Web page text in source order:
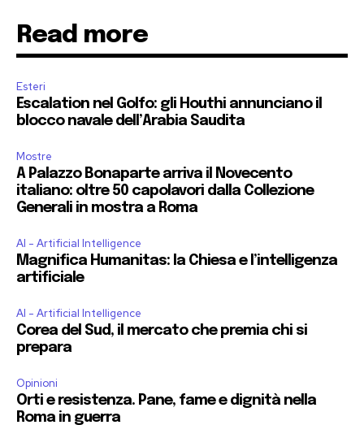
Read more
Esteri
Escalation nel Golfo: gli Houthi annunciano il
blocco navale dell’Arabia Saudita
Mostre
A Palazzo Bonaparte arriva il Novecento
italiano: oltre 50 capolavori dalla Collezione
Generali in mostra a Roma
AI - Artificial Intelligence
Magnifica Humanitas: la Chiesa e l’intelligenza
artificiale
AI - Artificial Intelligence
Corea del Sud, il mercato che premia chi si
prepara
Opinioni
Orti e resistenza. Pane, fame e dignità nella
Roma in guerra